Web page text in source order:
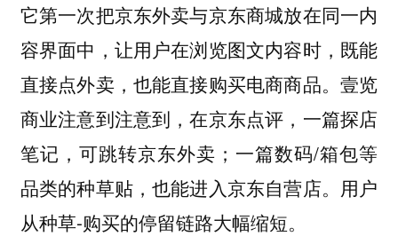
它第一次把京东外卖与京东商城放在同一内
容界面中，让用户在浏览图文内容时，既能
直接点外卖，也能直接购买电商商品。壹览
商业注意到注意到，在京东点评，一篇探店
笔记，可跳转京东外卖；一篇数码/箱包等
品类的种草贴，也能进入京东自营店。用户
从种草-购买的停留链路大幅缩短。